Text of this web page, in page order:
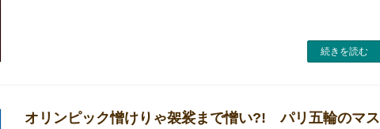
続きを読む
オリンピック憎けりゃ袈裟まで憎い?! パリ五輪のマス